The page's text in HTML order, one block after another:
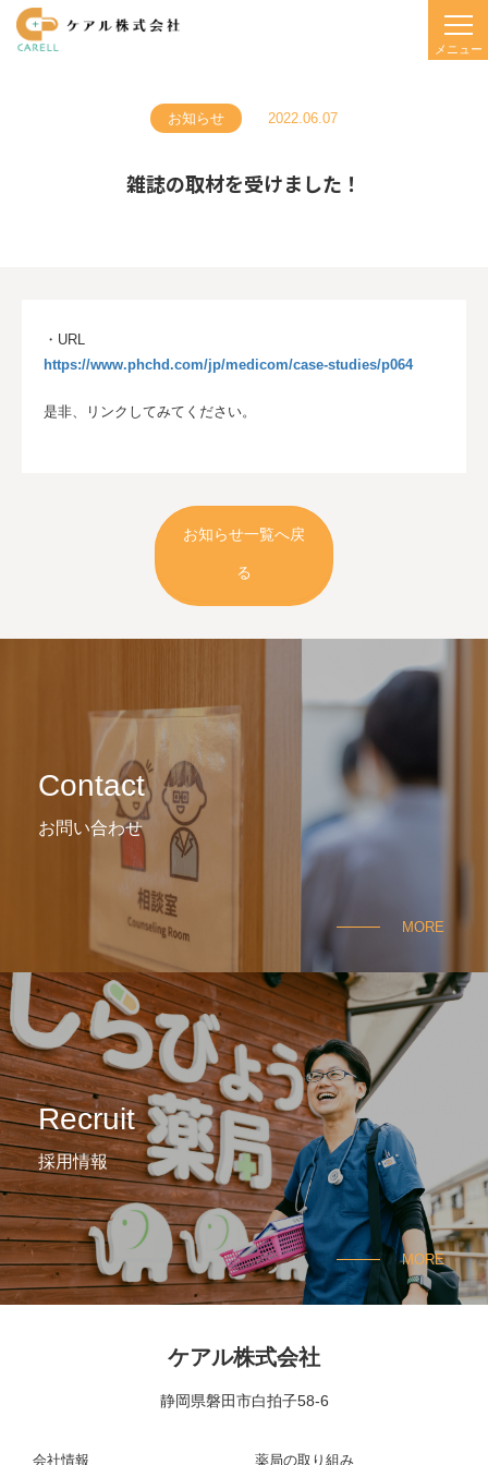
お知らせ 2022.06.07
雑誌の取材を受けました！
・URL
https://www.phchd.com/jp/medicom/case-studies/p064
是非、リンクしてみてください。
お知らせ一覧へ戻
る
Contact
お問い合わせ
MORE
Recruit
採用情報
MORE
ケアル株式会社
静岡県磐田市白拍子58-6
会社情報 薬局の取り組み